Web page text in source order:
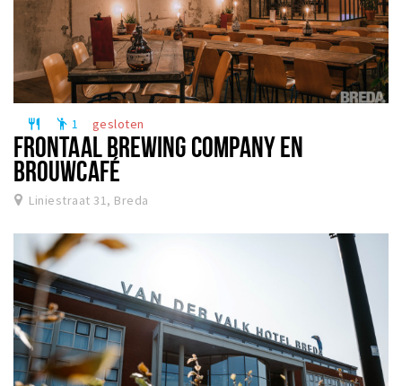
restaurant emoji_people 1 gesloten
FRONTAAL BREWING COMPANY EN
BROUWCAFÉ
Liniestraat 31, Breda